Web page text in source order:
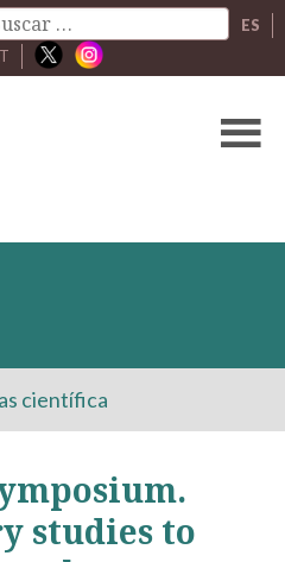
ES
científica
studies to